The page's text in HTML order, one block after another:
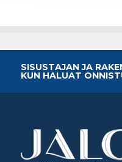
SISUSTAJAN JA
KUN HALUAT